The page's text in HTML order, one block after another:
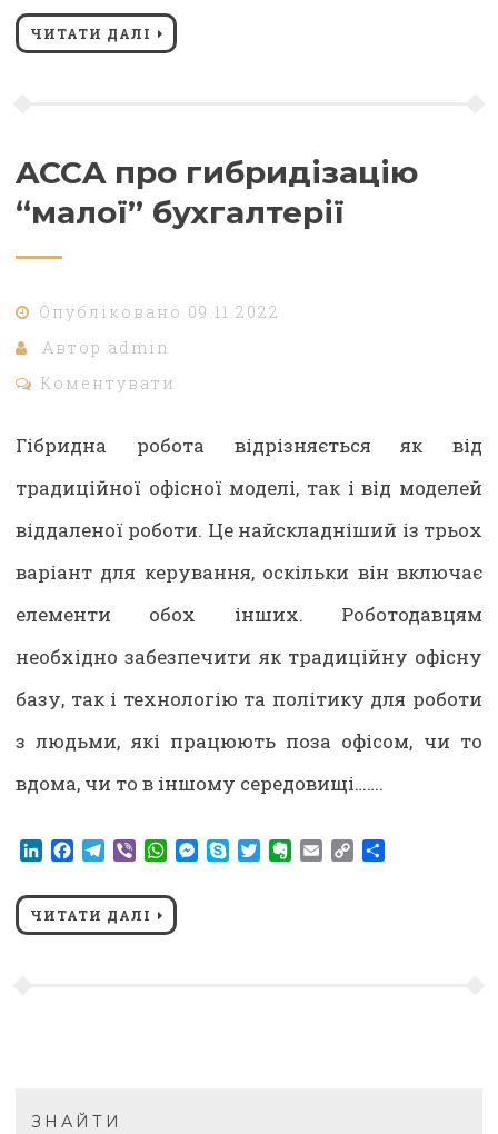
ЧИТАТИ ДАЛІ
ACCA про гибридізацію
“малої” бухгалтерії
Опубліковано 09.11.2022
Автор admin
Коментувати
Гібридна робота відрізняється як від
традиційної офісної моделі, так і від моделей
віддаленої роботи. Це найскладніший із трьох
варіант для керування, оскільки він включає
елементи обох інших. Роботодавцям
необхідно забезпечити як традиційну офісну
базу, так і технологію та політику для роботи
з людьми, які працюють поза офісом, чи то
вдома, чи то в іншому середовищі…….
LinkedIn
Facebook
Telegram
ViberWhatsApp
Messenger
SkypeTwitterEvernote
EmailCopy
ЧИТАТИ ДАЛІ
ЗНАЙТИ